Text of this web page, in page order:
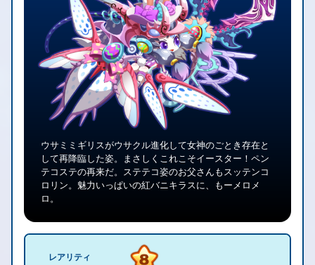
ウサミミギリスがウサクル進化して女神のごとき存在と
して再降臨した姿。まさしくこれこそイースター！ペン
テコステの再来だ。ステテコ姿のお父さんもスッテンコ
ロリン。魅力いっぱいの紅バニキラスに、もーメロメ
ロ。
レアリティ